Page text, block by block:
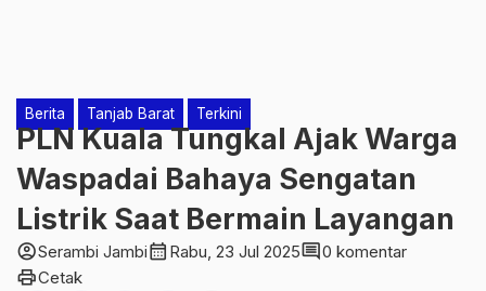
Berita Tanjab Barat Terkini
PLN Kuala Tungkal Ajak Warga
Waspadai Bahaya Sengatan
Listrik Saat Bermain Layangan
account_circleSerambi Jambicalendar_month Rabu, 23 Jul 2025comment0 komentar
printCetak